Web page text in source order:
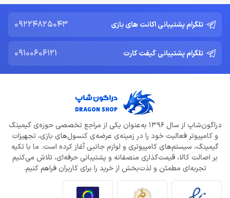
تلگرام پشتیبانی اکانت های بازی 09224825043
تلگرام پشتیبانی گیفت کارت 09100606121
دراگون‌شاپ از سال 1396 به‌عنوان یکی از مراجع تخصصی حوزه‌ی گیمینگ
و کامپیوتر فعالیت خود را در زمینه‌ی عرضه‌ی کنسول‌های بازی، تجهیزات
گیمینگ، سیستم‌های کامپیوتری و لوازم جانبی آغاز کرده است. ما با تکیه
بر اصالت کالا، قیمت‌گذاری منصفانه و پشتیبانی حرفه‌ای، تلاش می‌کنیم
تجربه‌ای مطمئن و لذت‌بخش از خرید را برای کاربران فراهم کنیم.